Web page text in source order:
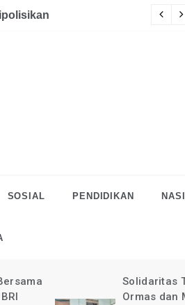
SOSIAL PENDIDIKAN
Solidaritas
Ormas dan